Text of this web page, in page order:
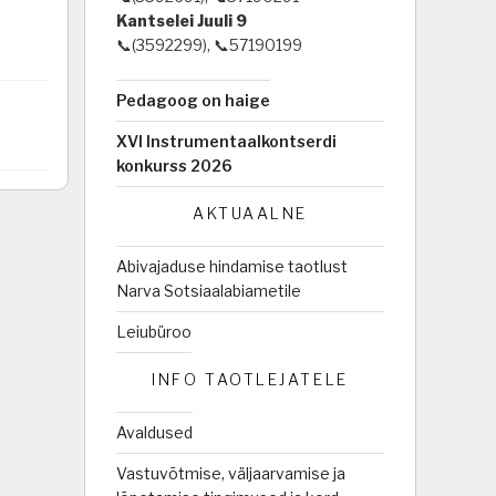
Kantselei Juuli 9
📞(3592299), 📞57190199
Pedagoog on haige
XVI Instrumentaalkontserdi
konkurss 2026
AKTUAALNE
Abivajaduse hindamise taotlust
Narva Sotsiaalabiametile
Leiubüroo
INFO TAOTLEJATELE
Avaldused
Vastuvõtmise, väljaarvamise ja